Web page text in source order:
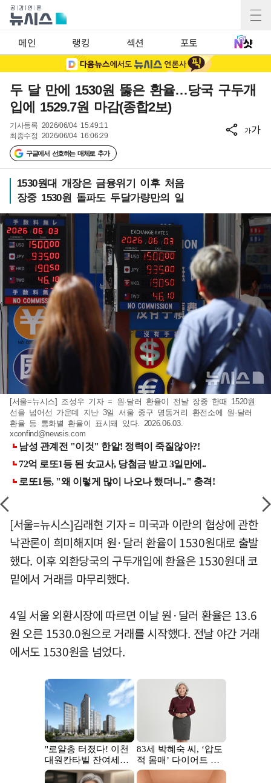
메인 랭킹 섹션 포토
두 달 만에 1530원 뚫은 환율…당국 구두개
입에 1529.7원 마감(종합2보)
기사등록 2026/06/04 15:49:11
최종수정 2026/06/04 16:06:29
구글에서 선호하는 매체로 추가
가가
1530원대 개장은 금융위기 이후 처음
장중 1530원 돌파도 두달가량만의 일
[서울=뉴시스] 조성우 기자 = 원·달러 환율이 전날 장중 한때 1520원
선을 넘어선 가운데 지난 3일 서울 중구 명동거리 환전소에 원·달러
환율 등 통화별 환율이 표시돼 있다. 2026.06.03.
xconfind@newsis.com
[서울=뉴시스]김래현 기자 = 미국과 이란의 협상에 관한
낙관론이 희미해지며 원·달러 환율이 1530원대로 출발
했다. 이후 외환당국의 구두개입에 환율은 1530원대 코
밑에서 거래를 마무리했다.
4일 서울 외환시장에 따르면 이날 원·달러 환율은 13.6
원 오른 1530.0원으로 거래를 시작했다. 전날 야간 거래
에서도 1530원을 넘었다.